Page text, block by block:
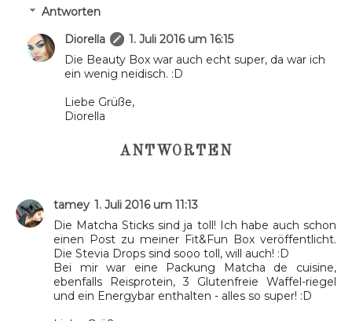
Antworten
Diorella
1. Juli 2016 um 16:15
Die Beauty Box war auch echt super, da war ich
ein wenig neidisch. :D
Liebe Grüße,
Diorella
ANTWORTEN
tamey 1. Juli 2016 um 11:13
Die Matcha Sticks sind ja toll! Ich habe auch schon
einen Post zu meiner Fit&Fun Box veröffentlicht.
Die Stevia Drops sind sooo toll, will auch! :D
Bei mir war eine Packung Matcha de cuisine,
ebenfalls Reisprotein, 3 Glutenfreie Waffel-riegel
und ein Energybar enthalten - alles so super! :D